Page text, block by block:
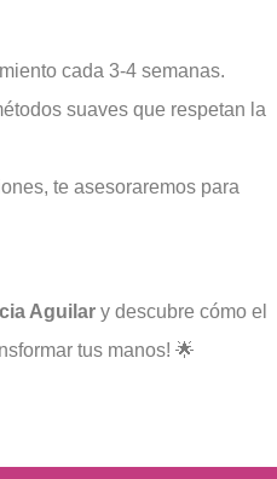
cada 3-4 semanas.
suaves que respetan la
te asesoraremos para
Aguilary descubre cómo el
tus manos! 🌟